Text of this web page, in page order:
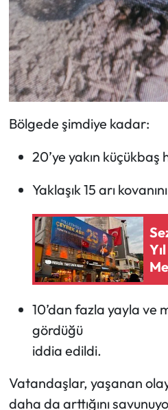
Bölgede şimdiye kadar:
20’ye yakın
Yaklaşık 15 arı
10’dan fazla yayla ve
gördüğü
iddia edildi.
Vatandaşlar, yaşanan
daha da arttığını